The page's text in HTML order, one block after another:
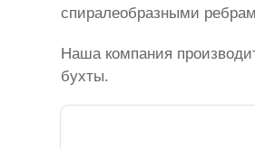
спиралеобразными
Наша компания
бухты.